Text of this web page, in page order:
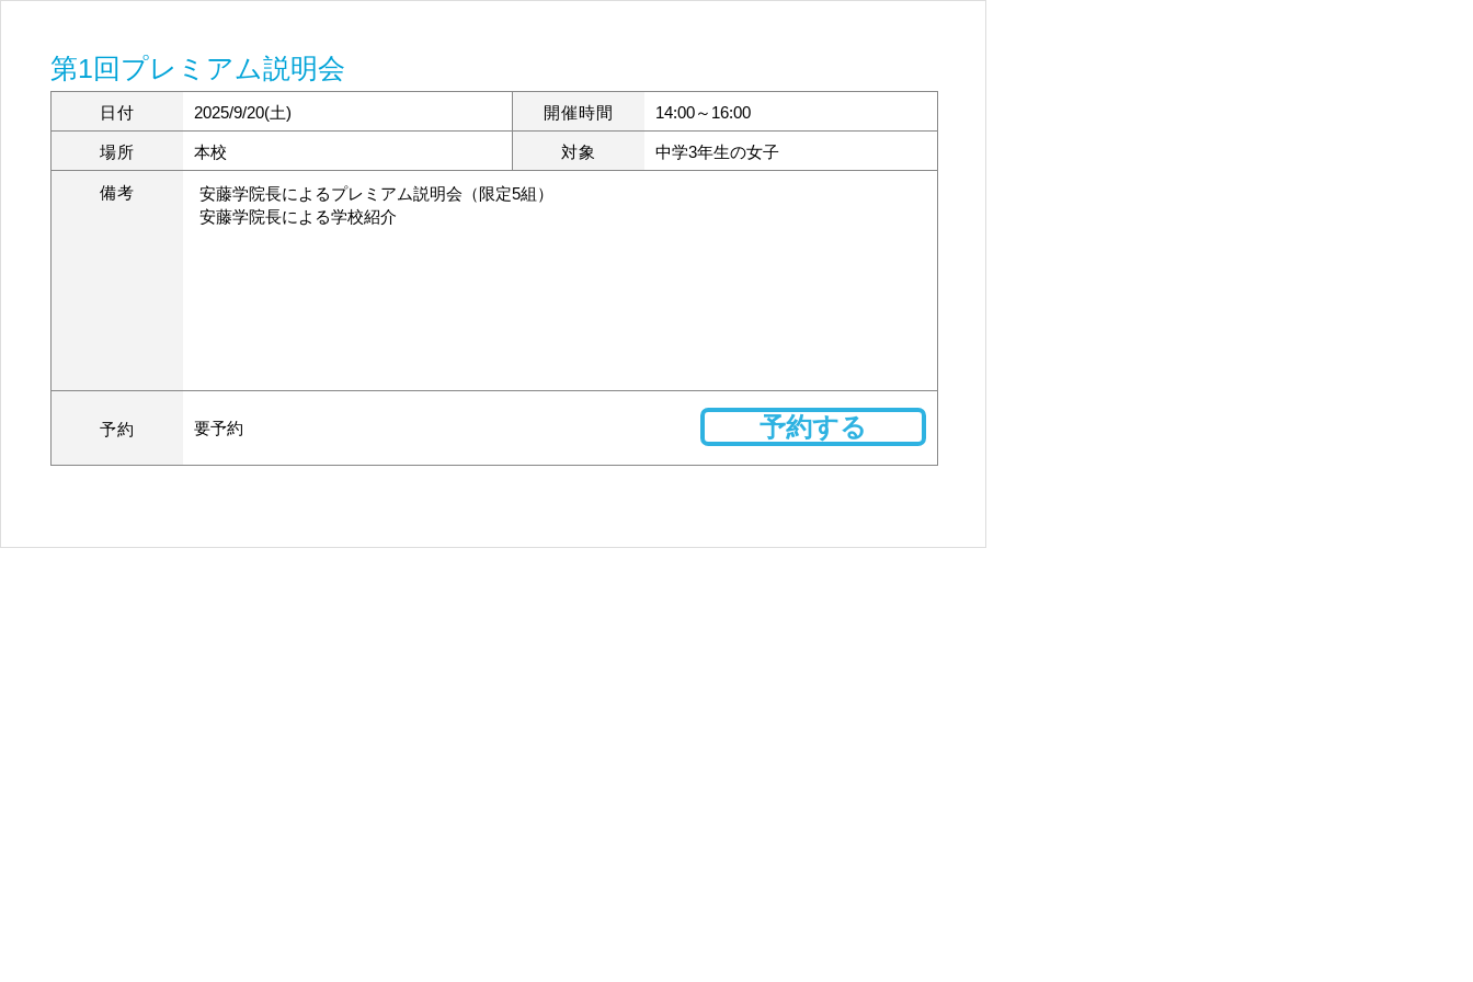
第1回プレミアム説明会
日付 2025/9/20(土) 開催時間 14:00～16:00
場所 本校 対象 中学3年生の女子
備考
安藤学院長によるプレミアム説明会（限定5組）
安藤学院長による学校紹介
予約 要予約 予約する